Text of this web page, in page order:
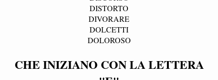
DISTORTO
DIVORARE
DOLCETTI
DOLOROSO
CHE INIZIANO CON LA LETTERA